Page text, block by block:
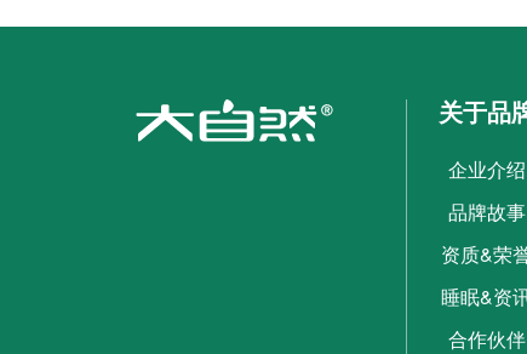
关于品
企业介绍
品牌故事
资质&荣
睡眠&资
合作伙伴